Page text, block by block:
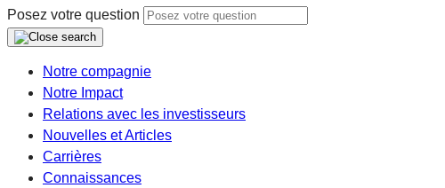
Posez votre question
Notre compagnie
Notre Impact
Relations avec les investisseurs
Nouvelles et Articles
Carrières
Connaissances